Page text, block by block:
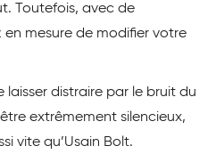
Toutefois, avec de
en mesure de modifier votre
laisser distraire par le bruit du
extrêmement silencieux,
vite qu’Usain Bolt.